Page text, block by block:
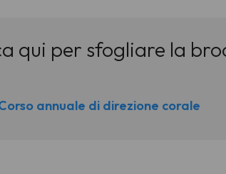
qui per sfogliare la
annuale di direzione corale